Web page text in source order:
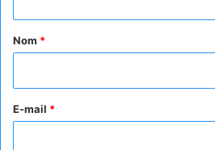
a
e
Nom *
E-mail *